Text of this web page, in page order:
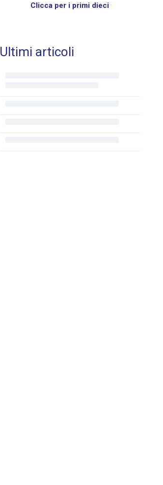
Clicca per i primi dieci
Ultimi articoli